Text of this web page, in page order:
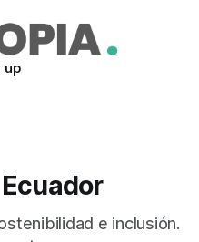
up
e inclusión.